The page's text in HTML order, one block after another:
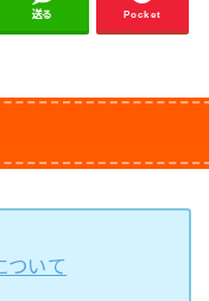
送る Pocket
ついて